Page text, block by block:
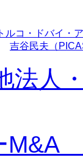
トルコ・ドバイ・
吉谷民夫（
法人
M&A